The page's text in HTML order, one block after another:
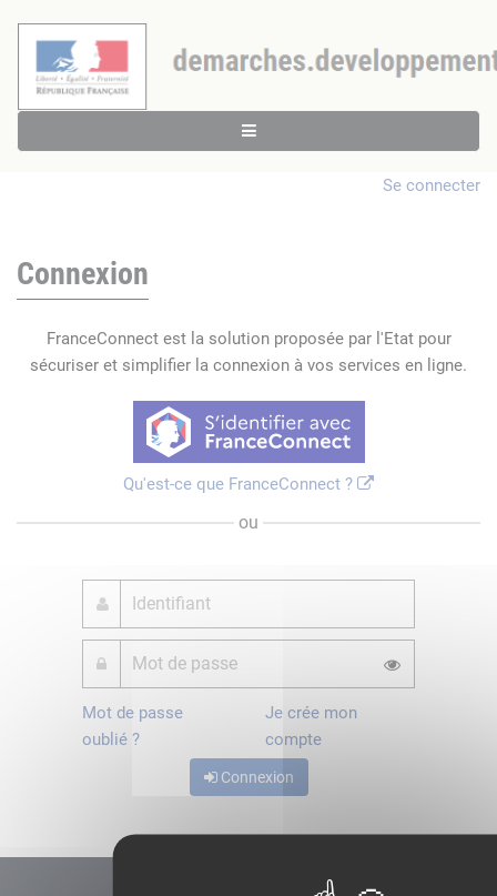
Se connecter
Connexion
FranceConnect est la solution proposée par l'Etat pour
sécuriser et simplifier la connexion à vos services en ligne.
Qu'est-ce que FranceConnect ?
ou
Mot de passe
oublié ?
Je crée mon
compte
Connexion